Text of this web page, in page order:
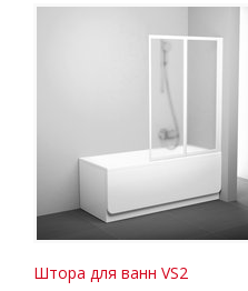
Штора для ванн VS2